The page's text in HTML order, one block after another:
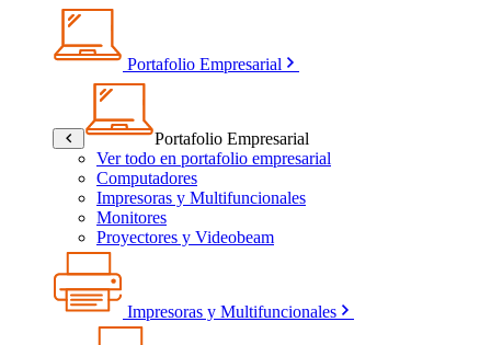
Portafolio Empresarial
Portafolio Empresarial
Ver todo en portafolio empresarial
Computadores
Impresoras y Multifuncionales
Monitores
Proyectores y Videobeam
Impresoras y Multifuncionales